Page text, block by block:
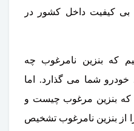
بی کیفیت داخل کشور در
که بنزین نامرغوب چه
خودرو شما می گذارد. اما
که بنزین مرغوب چیست و
از بنزین نامرغوب تشخیص